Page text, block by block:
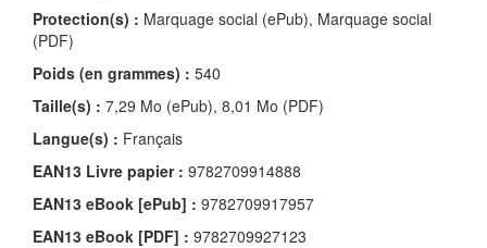
Protection(s) : Marquage social (ePub), Marquage social
(PDF)
Poids (en grammes) : 540
Taille(s) : 7,29 Mo (ePub), 8,01 Mo (PDF)
Langue(s) : Français
EAN13 Livre papier : 9782709914888
EAN13 eBook [ePub] : 9782709917957
EAN13 eBook [PDF] : 9782709927123